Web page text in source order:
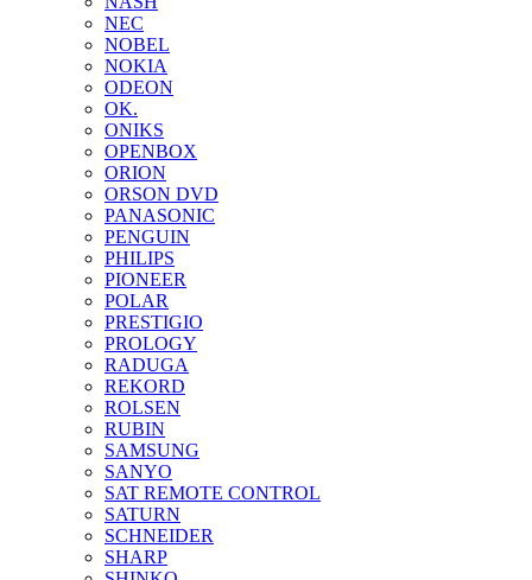
NEC
NOBEL
NOKIA
ODEON
OK.
ONIKS
OPENBOX
ORION
ORSON DVD
PANASONIC
PENGUIN
PHILIPS
PIONEER
POLAR
PRESTIGIO
PROLOGY
RADUGA
REKORD
ROLSEN
RUBIN
SAMSUNG
SANYO
SAT REMOTE CONTROL
SATURN
SCHNEIDER
SHARP